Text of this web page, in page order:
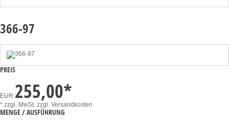
366-97
PREIS
EUR 255,00*
* zzgl. MwSt. zzgl. Versandkosten
MENGE / AUSFÜHRUNG